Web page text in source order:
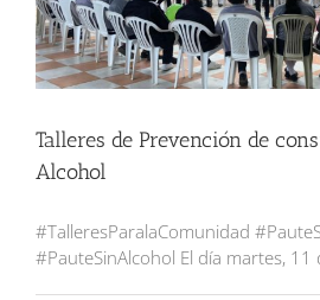
Talleres de Prevención de
Talleres de Prevención de
Alcohol
#TalleresParalaComunidad
#PauteSinAlcohol El día martes,